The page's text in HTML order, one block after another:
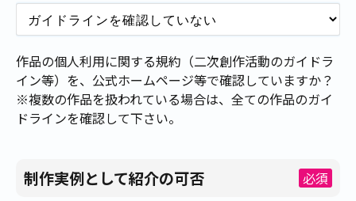
作品の個人利用に関する規約（二次創作活動のガイドラ
イン等）を、公式ホームページ等で確認していますか？
※複数の作品を扱われている場合は、全ての作品のガイ
ドラインを確認して下さい。
制作実例として紹介の可否 必須